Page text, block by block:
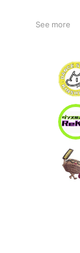
See more